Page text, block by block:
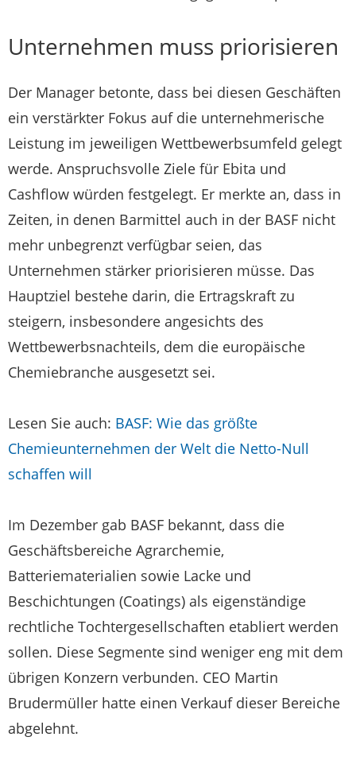
Unternehmen muss priorisieren
Der Manager betonte, dass bei diesen Geschäften
ein verstärkter Fokus auf die unternehmerische
Leistung im jeweiligen Wettbewerbsumfeld gelegt
werde. Anspruchsvolle Ziele für Ebita und
Cashflow würden festgelegt. Er merkte an, dass in
Zeiten, in denen Barmittel auch in der BASF nicht
mehr unbegrenzt verfügbar seien, das
Unternehmen stärker priorisieren müsse. Das
Hauptziel bestehe darin, die Ertragskraft zu
steigern, insbesondere angesichts des
Wettbewerbsnachteils, dem die europäische
Chemiebranche ausgesetzt sei.
Lesen Sie auch: BASF: Wie das größte
Chemieunternehmen der Welt die Netto-Null
schaffen will
Im Dezember gab BASF bekannt, dass die
Geschäftsbereiche Agrarchemie,
Batteriematerialien sowie Lacke und
Beschichtungen (Coatings) als eigenständige
rechtliche Tochtergesellschaften etabliert werden
sollen. Diese Segmente sind weniger eng mit dem
übrigen Konzern verbunden. CEO Martin
Brudermüller hatte einen Verkauf dieser Bereiche
abgelehnt.